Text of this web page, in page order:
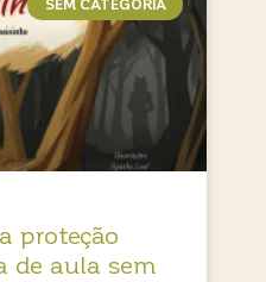
SEM CATEGORIA
proteção
de aula sem